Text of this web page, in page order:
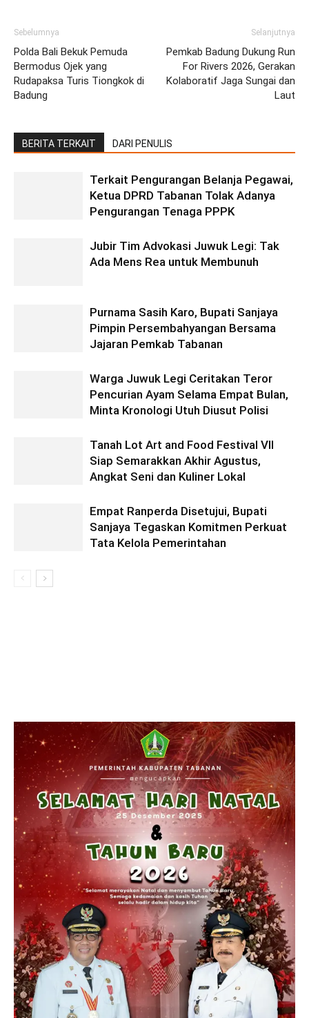
Sebelumnya
Polda Bali Bekuk Pemuda
Bermodus Ojek yang
Rudapaksa Turis Tiongkok di
Badung
Selanjutnya
Pemkab Badung Dukung Run
For Rivers 2026, Gerakan
Kolaboratif Jaga Sungai dan
Laut
BERITA TERKAIT DARI PENULIS
Terkait Pengurangan Belanja Pegawai,
Ketua DPRD Tabanan Tolak Adanya
Pengurangan Tenaga PPPK
Jubir Tim Advokasi Juwuk Legi: Tak
Ada Mens Rea untuk Membunuh
Purnama Sasih Karo, Bupati Sanjaya
Pimpin Persembahyangan Bersama
Jajaran Pemkab Tabanan
Warga Juwuk Legi Ceritakan Teror
Pencurian Ayam Selama Empat Bulan,
Minta Kronologi Utuh Diusut Polisi
Tanah Lot Art and Food Festival VII
Siap Semarakkan Akhir Agustus,
Angkat Seni dan Kuliner Lokal
Empat Ranperda Disetujui, Bupati
Sanjaya Tegaskan Komitmen Perkuat
Tata Kelola Pemerintahan